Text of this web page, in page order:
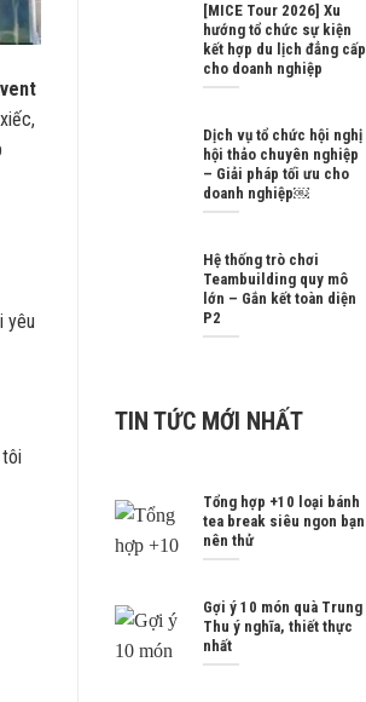
yêu
[MICE Tour 2026] Xu
hướng tổ chức sự kiện
kết hợp du lịch đẳng cấp
cho doanh nghiệp
Dịch vụ tổ chức hội nghị
hội thảo chuyên nghiệp
– Giải pháp tối ưu cho
doanh nghiệp￼
Hệ thống trò chơi
Teambuilding quy mô
lớn – Gắn kết toàn diện
P2
TIN TỨC MỚI NHẤT
Tổng hợp +10 loại bánh
tea break siêu ngon bạn
nên thử
Gợi ý 10 món quà Trung
Thu ý nghĩa, thiết thực
nhất